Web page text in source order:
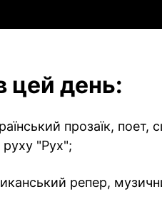
цей день:
прозаїк, поет,
руху "Рух";
репер,